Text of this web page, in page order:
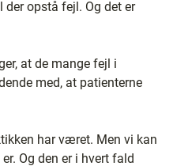
der opstå fejl. Og det er
at de mange fejl i
med, at patienterne
har været. Men vi kan
Og den er i hvert fald